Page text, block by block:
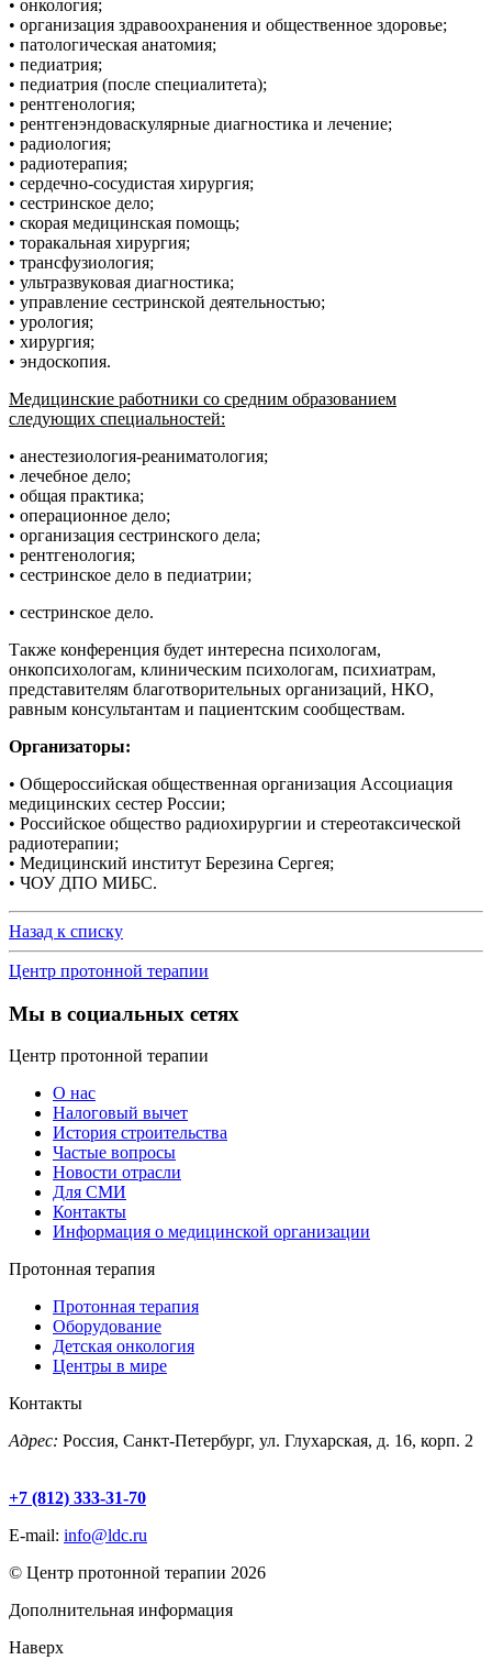
• онкология;
• организация здравоохранения и общественное здоровье;
• патологическая анатомия;
• педиатрия;
• педиатрия (после специалитета);
• рентгенология;
• рентгенэндоваскулярные диагностика и лечение;
• радиология;
• радиотерапия;
• сердечно-сосудистая хирургия;
• сестринское дело;
• скорая медицинская помощь;
• торакальная хирургия;
• трансфузиология;
• ультразвуковая диагностика;
• управление сестринской деятельностью;
• урология;
• хирургия;
• эндоскопия.
Медицинские работники со средним образованием
следующих специальностей:
• анестезиология-реаниматология;
• лечебное дело;
• общая практика;
• операционное дело;
• организация сестринского дела;
• рентгенология;
• сестринское дело в педиатрии;
• сестринское дело.
Также конференция будет интересна психологам,
онкопсихологам, клиническим психологам, психиатрам,
представителям благотворительных организаций, НКО,
равным консультантам и пациентским сообществам.
Организаторы:
• Общероссийская общественная организация Ассоциация
медицинских сестер России;
• Российское общество радиохирургии и стереотаксической
радиотерапии;
• Медицинский институт Березина Сергея;
• ЧОУ ДПО МИБС.
Назад к списку
Центр протонной терапии
Мы в социальных сетях
Центр протонной терапии
О нас
Налоговый вычет
История строительства
Частые вопросы
Новости отрасли
Для СМИ
Контакты
Информация о медицинской организации
Протонная терапия
Протонная терапия
Оборудование
Детская онкология
Центры в мире
Контакты
Адрес: Россия, Санкт-Петербург, ул. Глухарская, д. 16, корп. 2
+7 (812) 333-31-70
E-mail: info@ldc.ru
© Центр протонной терапии 2026
Дополнительная информация
Наверх